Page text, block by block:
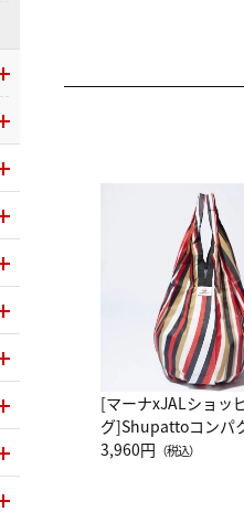
[マーナxJALショッ
グ]Shupattoコンパ
グ Drop JAL客室乗務
3,960円 （税込）